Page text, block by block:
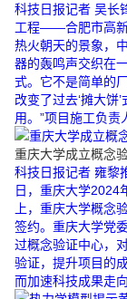
科技日报记者 吴长
工程——合肥市高新
热火朝天的景象，
器的轰鸣声交织在
式。它不是简单的
改变了过去‘摊大饼
用。”项目施工负
重庆大学成立概念
科技日报记者 雍黎
日，重庆大学2024
上，重庆大学概念
签约。重庆大学党
过概念验证中心，
验证，提升项目的
而加速科技成果走